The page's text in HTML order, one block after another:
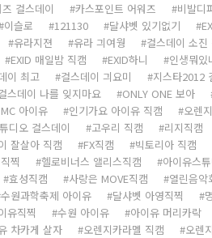
걸스데이 카스포인트 어워즈 비발디
이슬로 121130 달샤벳 있기없기
유라지젼 유라 긔여웡 걸스데이 소진
EXID 매일밤 직캠 EXID하니 인생뭐있
이 최고 걸스데이 긔요미 지스타2012
스데이 나를 잊지마요 ONLY ONE 보아
아이유 인기가요 아이유 직캠 오렌
디오 걸스데이 고우리 직캠 리지직캠
잘살아 직캠 FX직캠 빅토리아 직캠
찍 헬로비너스 앨리스직캠 아이유스
효성직캠 사랑은 MOVE직캠 열린음악
수원과학축제 아이유 달샤벳 아영직찍
유직찍 수원 아이유 아이유 머리카락
차카게 살자 오렌지카라멜 직캠 오렌